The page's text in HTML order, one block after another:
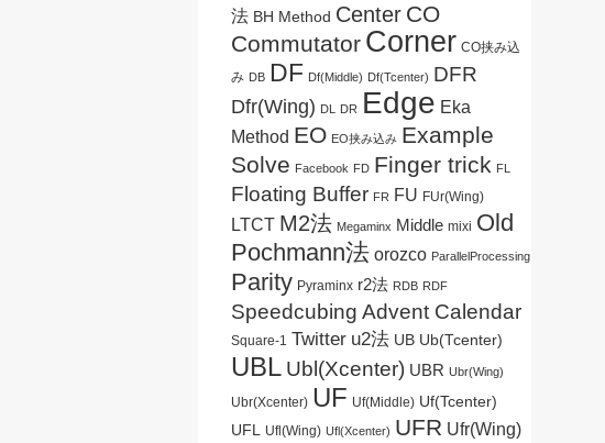
法 BH Method Center CO
Commutator Corner CO挟み込
み DB DF Df(Middle) Df(Tcenter) DFR
Dfr(Wing) DL DR Edge Eka
Method EO EO挟み込み Example
Solve Facebook FD Finger trick FL
Floating Buffer FR FU FUr(Wing)
LTCT M2法 Megaminx Middle mixi Old
Pochmann法 orozco ParallelProcessing
Parity Pyraminx r2法 RDB RDF
Speedcubing Advent Calendar
Square-1 Twitter u2法 UB Ub(Tcenter)
UBL Ubl(Xcenter) UBR Ubr(Wing)
Ubr(Xcenter) UF Uf(Middle) Uf(Tcenter)
UFL Ufl(Wing) Ufl(Xcenter) UFR Ufr(Wing)